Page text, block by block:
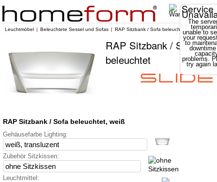
Service
The
unable to
your
to
problems.
try again
Leuchtmöbel Beleuchtete Sessel und Sofas RAP Sitzbank / Sofa beleuchtet
RAP Sitzbank / Sofa
beleuchtet
RAP Sitzbank / Sofa beleuchtet, weiß
Gehäusefarbe Lighting:
Zubehör Sitzkissen:
Leuchtmittel: